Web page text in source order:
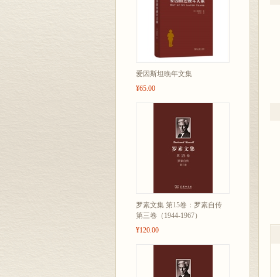
爱因斯坦晚年文集
¥65.00
罗素文集 第15卷：罗素自传
第三卷（1944-1967）
¥120.00